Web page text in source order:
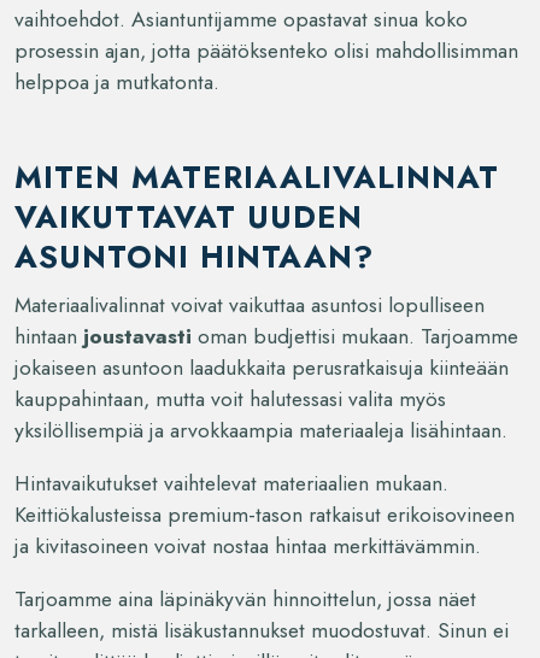
vaihtoehdot. Asiantuntijamme opastavat sinua koko
prosessin ajan, jotta päätöksenteko olisi mahdollisimman
helppoa ja mutkatonta.
MITEN MATERIAALIVALINNAT
VAIKUTTAVAT UUDEN
ASUNTONI HINTAAN?
Materiaalivalinnat voivat vaikuttaa asuntosi lopulliseen
hintaan joustavasti oman budjettisi mukaan. Tarjoamme
jokaiseen asuntoon laadukkaita perusratkaisuja kiinteään
kauppahintaan, mutta voit halutessasi valita myös
yksilöllisempiä ja arvokkaampia materiaaleja lisähintaan.
Hintavaikutukset vaihtelevat materiaalien mukaan.
Keittiökalusteissa premium-tason ratkaisut erikoisovineen
ja kivitasoineen voivat nostaa hintaa merkittävämmin.
Tarjoamme aina läpinäkyvän hinnoittelun, jossa näet
tarkalleen, mistä lisäkustannukset muodostuvat. Sinun ei